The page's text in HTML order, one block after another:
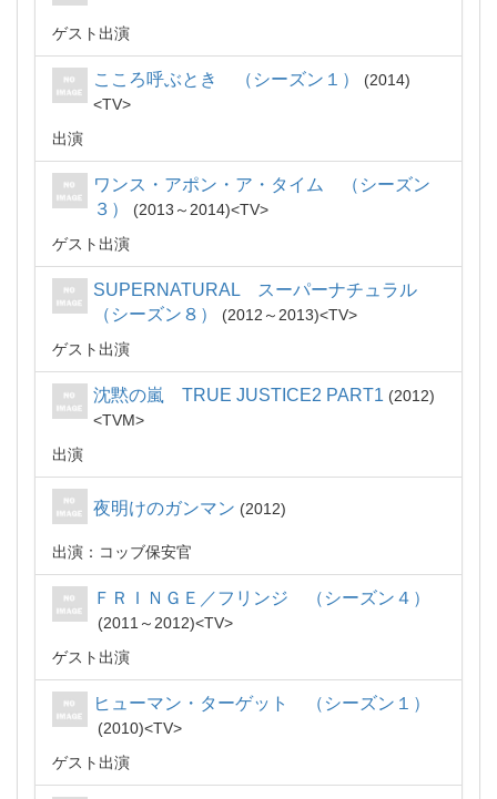
ゲスト出演
こころ呼ぶとき （シーズン１）
2014
TV
出演
ワンス・アポン・ア・タイム （シーズン
３）
2013～2014
TV
ゲスト出演
SUPERNATURAL スーパーナチュラル
（シーズン８）
2012～2013
TV
ゲスト出演
沈黙の嵐 TRUE JUSTICE2 PART1
2012
TVM
出演
夜明けのガンマン 2012
出演：コッブ保安官
ＦＲＩＮＧＥ／フリンジ （シーズン４）
2011～2012
TV
ゲスト出演
ヒューマン・ターゲット （シーズン１）
2010
TV
ゲスト出演